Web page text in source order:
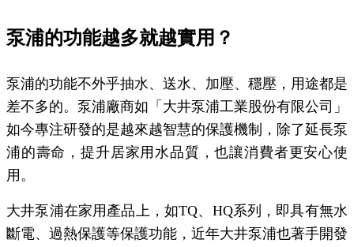
泵浦的功能越多就越實用？
泵浦的功能不外乎抽水、送水、加壓、穩壓，用途都是
差不多的。泵浦廠商如「大井泵浦工業股份有限公司」
如今專注研發的是越來越智慧的保護機制，除了延長泵
浦的壽命，提升居家用水品質，也讓消費者更安心使
用。
大井泵浦在家用產品上，如TQ、HQ系列，即具有無水
斷電、過熱保護等保護功能，近年大井泵浦也著手開發